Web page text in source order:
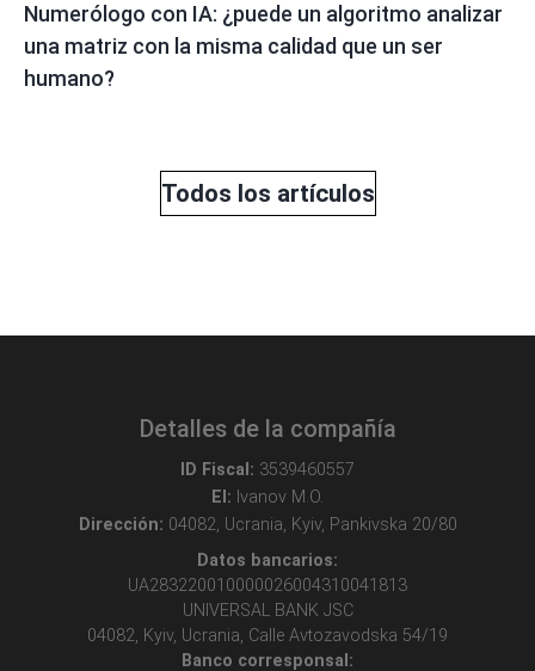
Numerólogo con IA: ¿puede un algoritmo analizar
una matriz con la misma calidad que un ser
humano?
Todos los artículos
Detalles de la compañía
ID Fiscal: 3539460557
EI: Ivanov M.O.
Dirección: 04082, Ucrania, Kyiv, Pankivska 20/80
Datos bancarios:
UA283220010000026004310041813
UNIVERSAL BANK JSC
04082, Kyiv, Ucrania, Calle Avtozavodska 54/19
Banco corresponsal: